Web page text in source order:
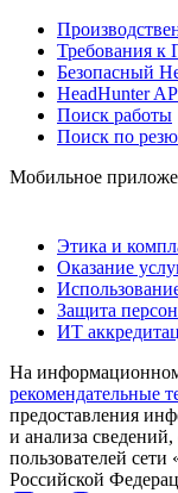
Требования к
Безопасный
HeadHunter
Поиск работы
Поиск по
Мобильное
Этика и
Оказание
Защита
ИТ
На
рекомендательные
предоставления
и анализа
пользователей
Российской